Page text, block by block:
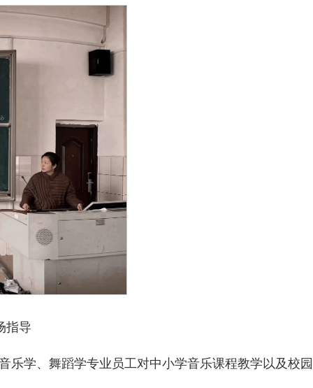
指导
学、舞蹈学专业员工对中小学音乐课程教学以及校